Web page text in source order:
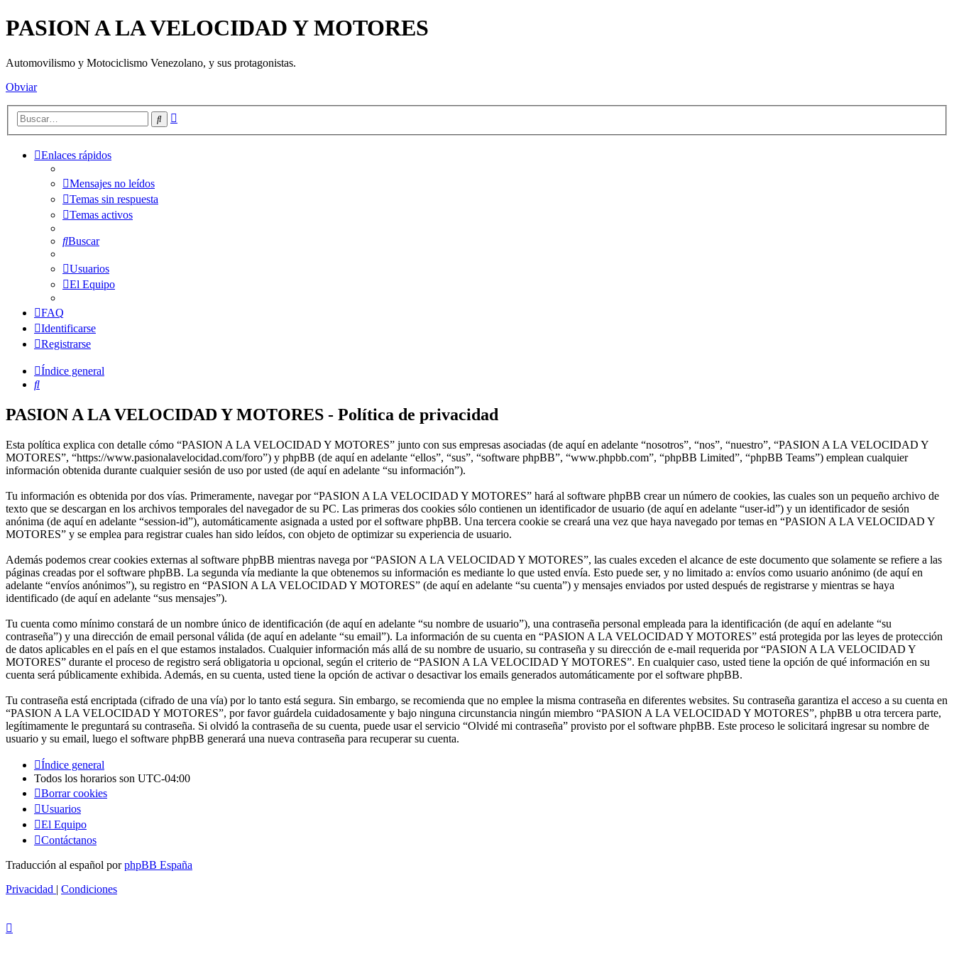
PASION A LA VELOCIDAD Y MOTORES
Automovilismo y Motociclismo Venezolano, y sus protagonistas.
Obviar
Buscar
Enlaces rápidos
Mensajes no leídos
Temas sin respuesta
Temas activos
Buscar
Usuarios
El Equipo
FAQ
Identificarse
Registrarse
Índice general
Buscar
PASION A LA VELOCIDAD Y MOTORES - Política de privacidad
Esta política explica con detalle cómo “PASION A LA VELOCIDAD Y MOTORES” junto con sus empresas asociadas (de aquí en adelante “nosotros”, “nos”, “nuestro”, “PASION A LA VELOCIDAD Y
MOTORES”, “https://www.pasionalavelocidad.com/foro”) y phpBB (de aquí en adelante “ellos”, “sus”, “software phpBB”, “www.phpbb.com”, “phpBB Limited”, “phpBB Teams”) emplean cualquier
información obtenida durante cualquier sesión de uso por usted (de aquí en adelante “su información”).
Tu información es obtenida por dos vías. Primeramente, navegar por “PASION A LA VELOCIDAD Y MOTORES” hará al software phpBB crear un número de cookies, las cuales son un pequeño archivo de
texto que se descargan en los archivos temporales del navegador de su PC. Las primeras dos cookies sólo contienen un identificador de usuario (de aquí en adelante “user-id”) y un identificador de sesión
anónima (de aquí en adelante “session-id”), automáticamente asignada a usted por el software phpBB. Una tercera cookie se creará una vez que haya navegado por temas en “PASION A LA VELOCIDAD Y
MOTORES” y se emplea para registrar cuales han sido leídos, con objeto de optimizar su experiencia de usuario.
Además podemos crear cookies externas al software phpBB mientras navega por “PASION A LA VELOCIDAD Y MOTORES”, las cuales exceden el alcance de este documento que solamente se refiere a las
páginas creadas por el software phpBB. La segunda vía mediante la que obtenemos su información es mediante lo que usted envía. Esto puede ser, y no limitado a: envíos como usuario anónimo (de aquí en
adelante “envíos anónimos”), su registro en “PASION A LA VELOCIDAD Y MOTORES” (de aquí en adelante “su cuenta”) y mensajes enviados por usted después de registrarse y mientras se haya
identificado (de aquí en adelante “sus mensajes”).
Tu cuenta como mínimo constará de un nombre único de identificación (de aquí en adelante “su nombre de usuario”), una contraseña personal empleada para la identificación (de aquí en adelante “su
contraseña”) y una dirección de email personal válida (de aquí en adelante “su email”). La información de su cuenta en “PASION A LA VELOCIDAD Y MOTORES” está protegida por las leyes de protección
de datos aplicables en el país en el que estamos instalados. Cualquier información más allá de su nombre de usuario, su contraseña y su dirección de e-mail requerida por “PASION A LA VELOCIDAD Y
MOTORES” durante el proceso de registro será obligatoria u opcional, según el criterio de “PASION A LA VELOCIDAD Y MOTORES”. En cualquier caso, usted tiene la opción de qué información en su
cuenta será públicamente exhibida. Además, en su cuenta, usted tiene la opción de activar o desactivar los emails generados automáticamente por el software phpBB.
Tu contraseña está encriptada (cifrado de una vía) por lo tanto está segura. Sin embargo, se recomienda que no emplee la misma contraseña en diferentes websites. Su contraseña garantiza el acceso a su cuenta en
“PASION A LA VELOCIDAD Y MOTORES”, por favor guárdela cuidadosamente y bajo ninguna circunstancia ningún miembro “PASION A LA VELOCIDAD Y MOTORES”, phpBB u otra tercera parte,
legítimamente le preguntará su contraseña. Si olvidó la contraseña de su cuenta, puede usar el servicio “Olvidé mi contraseña” provisto por el software phpBB. Este proceso le solicitará ingresar su nombre de
usuario y su email, luego el software phpBB generará una nueva contraseña para recuperar su cuenta.
Índice general
Todos los horarios son UTC-04:00
Borrar cookies
Usuarios
El Equipo
Contáctanos
Traducción al español porphpBB España
Privacidad | Condiciones